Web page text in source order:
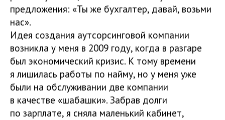
предложения: «Ты же бухгалтер, давай, возьми
нас».
Идея создания аутсорсинговой компании
возникла у меня в 2009 году, когда в разгаре
был экономический кризис. К тому времени
я лишилась работы по найму, но у меня уже
были на обслуживании две компании
в качестве «шабашки». Забрав долги
по зарплате, я сняла маленький кабинет,